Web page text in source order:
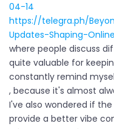
04-14
https://telegra.ph/
Updates-Shaping-
where people discuss
quite valuable for
constantly remind
, because it's almost
I've also wondered if
provide a better vibe